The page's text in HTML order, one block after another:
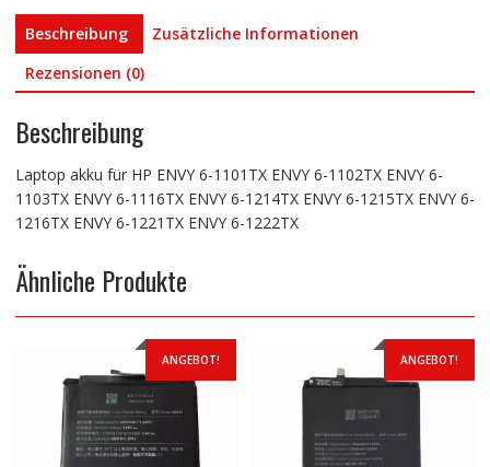
ENVY
6-
1116TX
ENVY
1214TX
6-
1215TX
ENVY
1216TX
1222TX
Menge
Beschreibung
Zusätzliche Informationen
Rezensionen (0)
Beschreibung
Laptop akku für HP ENVY 6-1101TX ENVY 6-1102TX ENVY 6-
1103TX ENVY 6-1116TX ENVY 6-1214TX ENVY 6-1215TX ENVY 6-
1216TX ENVY 6-1221TX ENVY 6-1222TX
Ähnliche Produkte
ANGEBOT! ANGEBOT!